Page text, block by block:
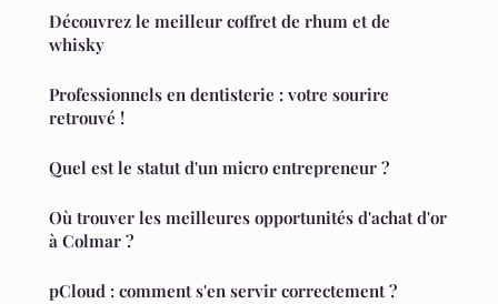
Découvrez le meilleur coffret de rhum et de
whisky
Professionnels en dentisterie : votre sourire
retrouvé !
Quel est le statut d'un micro entrepreneur ?
Où trouver les meilleures opportunités d'achat d'or
à Colmar ?
pCloud : comment s'en servir correctement ?